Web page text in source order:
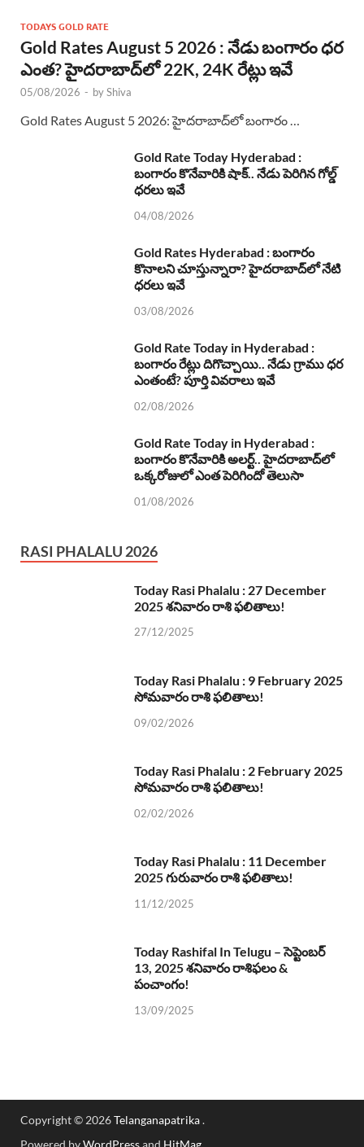
TODAYS GOLD RATE
Gold Rates August 5 2026 : నేడు బంగారం ధర
ఎంత? హైదరాబాద్‌లో 22K, 24K రేట్లు ఇవే
05/08/2026 - byShiva
Gold Rates August 5 2026: హైదరాబాద్‌లో బంగారం …
Gold Rate Today Hyderabad :
బంగారం కొనేవారికి షాక్.. నేడు పెరిగిన గోల్డ్
ధరలు ఇవే
04/08/2026
Gold Rates Hyderabad : బంగారం
కొనాలని చూస్తున్నారా? హైదరాబాద్‌లో నేటి
ధరలు ఇవే
03/08/2026
Gold Rate Today in Hyderabad :
బంగారం రేట్లు దిగొచ్చాయి.. నేడు గ్రాము ధర
ఎంతంటే? పూర్తి వివరాలు ఇవే
02/08/2026
Gold Rate Today in Hyderabad :
బంగారం కొనేవారికి అలర్ట్.. హైదరాబాద్‌లో
ఒక్కరోజులో ఎంత పెరిగిందో తెలుసా
01/08/2026
RASI PHALALU 2026
Today Rasi Phalalu : 27 December
2025 శనివారం రాశి ఫలితాలు!
27/12/2025
Today Rasi Phalalu : 9 February 2025
సోమవారం రాశి ఫలితాలు!
09/02/2026
Today Rasi Phalalu : 2 February 2025
సోమవారం రాశి ఫలితాలు!
02/02/2026
Today Rasi Phalalu : 11 December
2025 గురువారం రాశి ఫలితాలు!
11/12/2025
Today Rashifal In Telugu – సెప్టెంబర్
13, 2025 శనివారం రాశిఫలం &
పంచాంగం!
13/09/2025
Copyright © 2026Telanganapatrika.
Powered byWordPressand HitMag